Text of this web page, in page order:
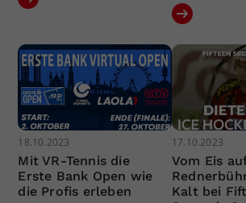
18.10.2023
Mit VR-Tennis die
Erste Bank Open wie
die Profis erleben
17.10.2023
Vom Eis
Kalt bei